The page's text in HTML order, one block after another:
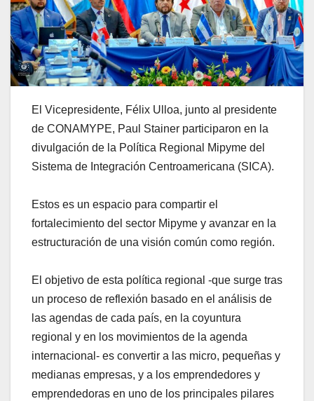
El Vicepresidente, Félix Ulloa, junto al presidente
de CONAMYPE, Paul Stainer participaron en la
divulgación de la Política Regional Mipyme del
Sistema de Integración Centroamericana (SICA).
Estos es un espacio para compartir el
fortalecimiento del sector Mipyme y avanzar en la
estructuración de una visión común como región.
El objetivo de esta política regional -que surge tras
un proceso de reflexión basado en el análisis de
las agendas de cada país, en la coyuntura
regional y en los movimientos de la agenda
internacional- es convertir a las micro, pequeñas y
medianas empresas, y a los emprendedores y
emprendedoras en uno de los principales pilares